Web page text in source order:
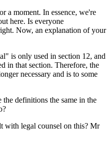
a moment. In essence, we're
here. Is everyone
Now, an explanation of your
is only used in section 12, and
in that section. Therefore, the
necessary and is to some
the definitions the same in the
with legal counsel on this? Mr